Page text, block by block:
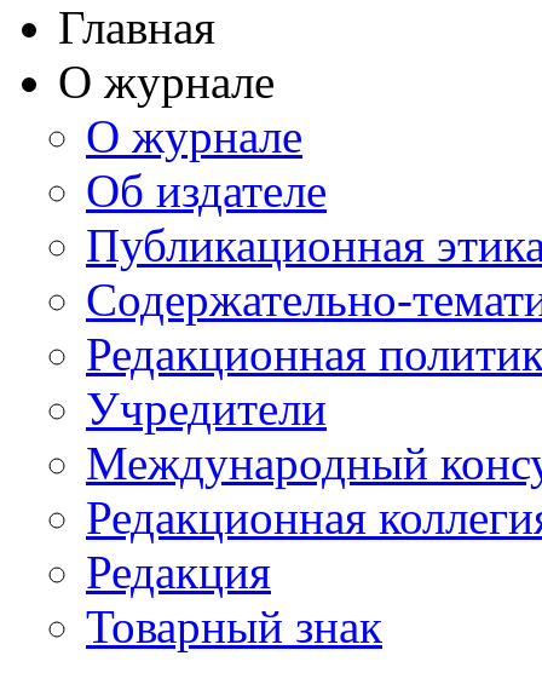
Главная
О журнале
О журнале
Об издателе
Публикационная
Содержательно-
Редакционная
Учредители
Международный
Редакционная
Редакция
Товарный знак